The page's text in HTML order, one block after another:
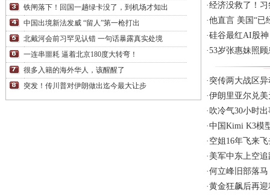
铁闸落下！回国一趟绿卡没了，到机场才知出
中国出境新法发威 “留人”第一枪打出
北戴河会前习罕见认错 一句话暴露真实处境
一连串噩耗 逼着北京180度大转弯！
很多入籍的海外华人，该醒醒了
突发！传川普对伊朗做出迄今最大让步
·经济没救了！
·他直言 美国“已
·硅谷最红AI股
·53岁张惠妹照
· 突传两大战区
·伊朗里亚尔兑
· 吹冷气30小时
·中国Kimi K3
· 空姐16年飞来
· 美军中东上空
·何立峰旧部落
·黄金狂飙后再迎